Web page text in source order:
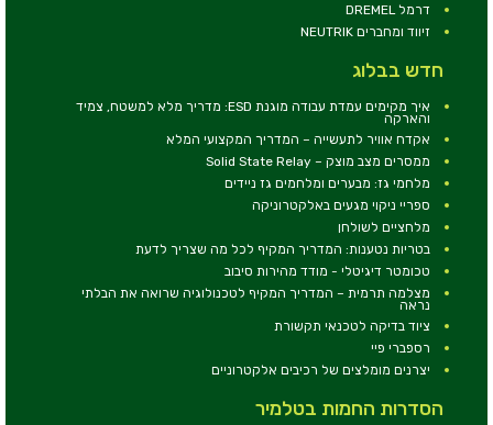
דרמל DREMEL
זיווד ומחברים NEUTRIK
חדש בבלוג
איך מקימים עמדת עבודה מוגנת ESD: מדריך מלא למשטח, צמיד
והארקה
אקדח אוויר לתעשייה – המדריך המקצועי המלא
ממסרים מצב מוצק – Solid State Relay
מלחמי גז: מבערים ומלחמים גז ניידים
ספריי ניקוי מגעים באלקטרוניקה
מלחציים לשולחן
בטריות נטענות: המדריך המקיף לכל מה שצריך לדעת
טכומטר דיגיטלי - מודד מהירות סיבוב
מצלמה תרמית – המדריך המקיף לטכנולוגיה שרואה את הבלתי
נראה
ציוד בדיקה לטכנאי תקשורת
רספברי פיי
יצרנים מומלצים של רכיבים אלקטרוניים
הסדרות החמות בטלמיר